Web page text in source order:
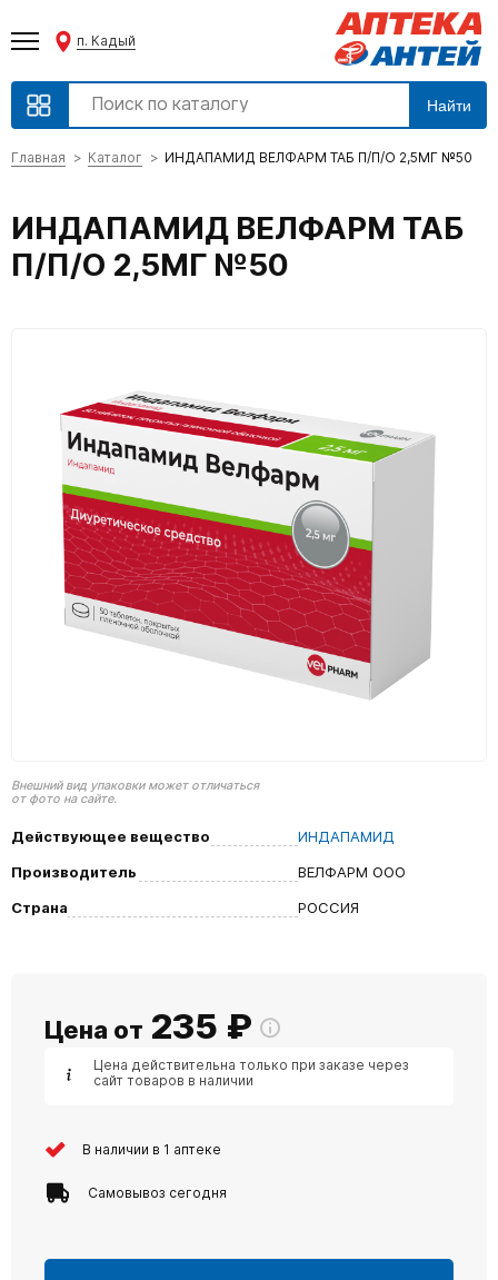
п. Кадый
Найти
Главная Каталог ИНДАПАМИД ВЕЛФАРМ ТАБ П/П/О 2,5МГ №50
ИНДАПАМИД ВЕЛФАРМ ТАБ
П/П/О 2,5МГ №50
Внешний вид упаковки может отличаться
от фото на сайте.
Действующее вещество
ИНДАПАМИД
Производитель
ВЕЛФАРМ ООО
Страна
РОССИЯ
Цена от 235 ₽
Цена действительна только при заказе через
сайт товаров в наличии
В наличии в 1 аптеке
Самовывоз сегодня